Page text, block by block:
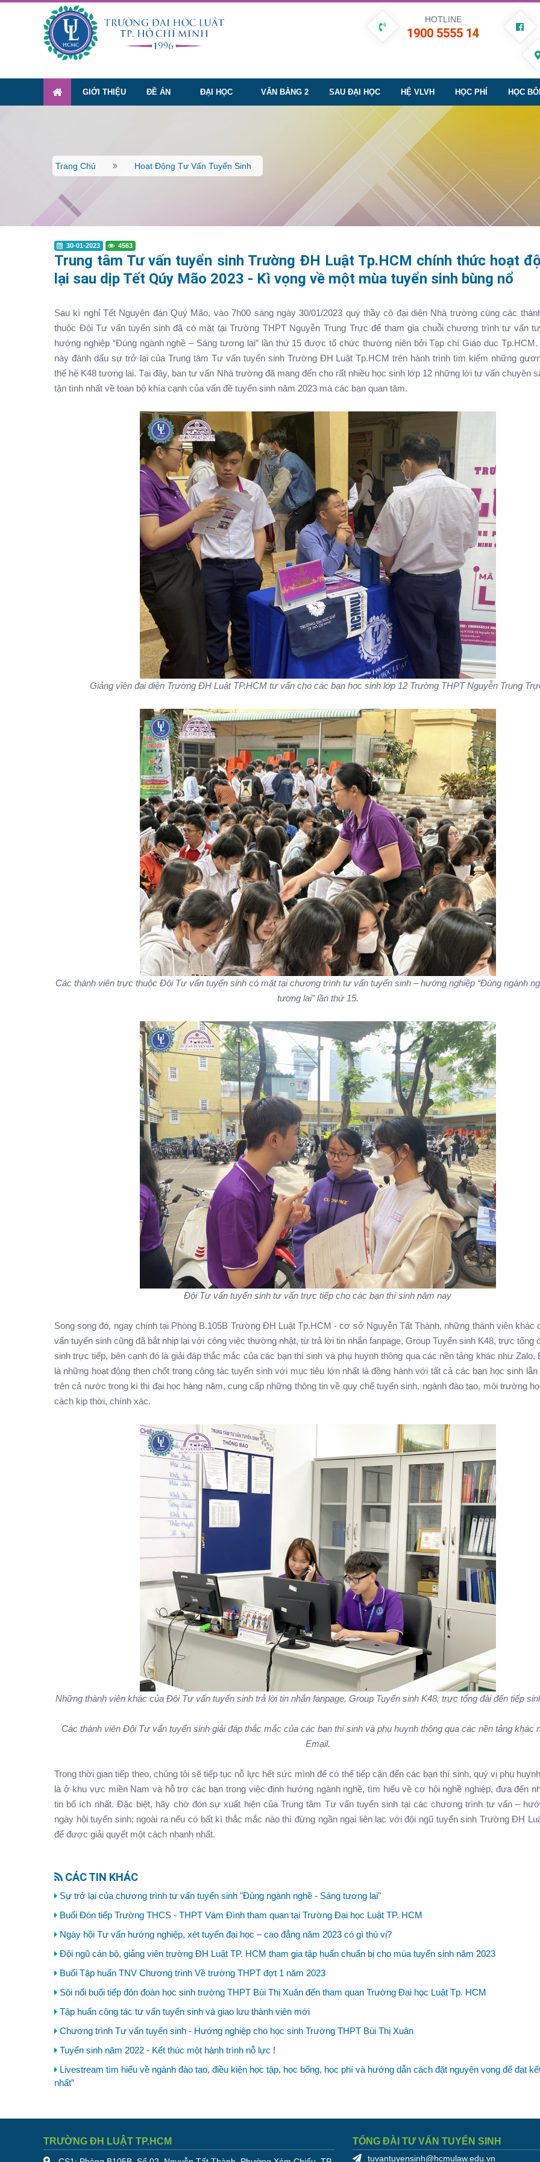
HOTLINE
1900 5555 14
GIỚI THIỆU ĐỀ ÁN ĐẠI HỌC VĂN BẰNG 2 SAU ĐẠI HỌC HỆ VLVH HỌC PHÍ HỌC
Trang Chủ Hoạt Động Tư Vấn Tuyển Sinh
30-01-2023 4563
Trung tâm Tư vấn tuyển sinh Trường ĐH Luật Tp.HCM chính thức hoạt
lại sau dịp Tết Qúy Mão 2023 - Kì vọng về một mùa tuyển sinh bùng nổ
Sau kì nghỉ Tết Nguyên đán Quý Mão, vào 7h00 sáng ngày 30/01/2023 quý thầy cô đại diện Nhà trường cùng các
thuộc Đội Tư vấn tuyển sinh đã có mặt tại Trường THPT Nguyễn Trung Trực để tham gia chuỗi chương trình tư vấn
hướng nghiệp “Đúng ngành nghề – Sáng tương lai” lần thứ 15 được tổ chức thường niên bởi Tạp chí Giáo dục Tp.HCM.
này đánh dấu sự trở lại của Trung tâm Tư vấn tuyển sinh Trường ĐH Luật Tp.HCM trên hành trình tìm kiếm những
thế hệ K48 tương lai. Tại đây, ban tư vấn Nhà trường đã mang đến cho rất nhiều học sinh lớp 12 những lời tư vấn chuyên
tận tình nhất về toàn bộ khía cạnh của vấn đề tuyển sinh năm 2023 mà các bạn quan tâm.
Giảng viên đại diện Trường ĐH Luật TP.HCM tư vấn cho các bạn học sinh lớp 12 Trường THPT Nguyễn Trung
Các thành viên trực thuộc Đội Tư vấn tuyển sinh có mặt tại chương trình tư vấn tuyển sinh – hướng nghiệp “Đúng ngành
tương lai” lần thứ 15.
Đội Tư vấn tuyển sinh tư vấn trực tiếp cho các bạn thí sinh năm nay
Song song đó, ngay chính tại Phòng B.105B Trường ĐH Luật Tp.HCM - cơ sở Nguyễn Tất Thành, những thành viên khác
vấn tuyển sinh cũng đã bắt nhịp lại với công việc thường nhật, từ trả lời tin nhắn fanpage, Group Tuyển sinh K48, trực tổng
sinh trực tiếp, bên cạnh đó là giải đáp thắc mắc của các bạn thí sinh và phụ huynh thông qua các nền tảng khác như Zalo,
là những hoạt động then chốt trong công tác tuyển sinh với mục tiêu lớn nhất là đồng hành với tất cả các bạn học sinh lẫn
trên cả nước trong kì thi đại học hàng năm, cung cấp những thông tin về quy chế tuyển sinh, ngành đào tạo, môi trường
cách kịp thời, chính xác.
Những thành viên khác của Đội Tư vấn tuyển sinh trả lời tin nhắn fanpage, Group Tuyển sinh K48, trực tổng đài đến tiếp
Các thành viên Đội Tư vấn tuyển sinh giải đáp thắc mắc của các bạn thí sinh và phụ huynh thông qua các nền tảng khác
Email.
Trong thời gian tiếp theo, chúng tôi sẽ tiếp tục nỗ lực hết sức mình để có thể tiếp cận đến các bạn thí sinh, quý vị phụ
là ở khu vực miền Nam và hỗ trợ các bạn trong việc định hướng ngành nghề, tìm hiểu về cơ hội nghề nghiệp, đưa đến
tin bổ ích nhất. Đặc biệt, hãy chờ đón sự xuất hiện của Trung tâm Tư vấn tuyển sinh tại các chương trình tư vấn –
ngày hội tuyển sinh; ngoài ra nếu có bất kì thắc mắc nào thì đừng ngần ngại liên lạc với đội ngũ tuyển sinh Trường ĐH
để được giải quyết một cách nhanh nhất.
CÁC TIN KHÁC
Sự trở lại của chương trình tư vấn tuyển sinh "Đúng ngành nghề - Sáng tương lai"
Buổi Đón tiếp Trường THCS - THPT Vàm Đình tham quan tại Trường Đại học Luật TP. HCM
Ngày hội Tư vấn hướng nghiệp, xét tuyển đại học – cao đẳng năm 2023 có gì thú vị?
Đội ngũ cán bộ, giảng viên trường ĐH Luật TP. HCM tham gia tập huấn chuẩn bị cho mùa tuyển sinh năm 2023
Buổi Tập huấn TNV Chương trình Về trường THPT đợt 1 năm 2023
Sôi nổi buổi tiếp đón đoàn học sinh trường THPT Bùi Thị Xuân đến tham quan Trường Đại học Luật Tp. HCM
Tập huấn công tác tư vấn tuyển sinh và giao lưu thành viên mới
Chương trình Tư vấn tuyển sinh - Hướng nghiệp cho học sinh Trường THPT Bùi Thị Xuân
Tuyển sinh năm 2022 - Kết thúc một hành trình nỗ lực !
Livestream tìm hiểu về ngành đào tạo, điều kiện học tập, học bổng, học phí và hướng dẫn cách đặt nguyện vọng để đạt
nhất”
TRƯỜNG ĐH LUẬT TP.HCM TỔNG ĐÀI TƯ VẤN TUYỂN SINH
tuvantuyensinh@hcmulaw.edu.vn